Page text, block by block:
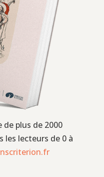
plus de 2000
les lecteurs de 0 à